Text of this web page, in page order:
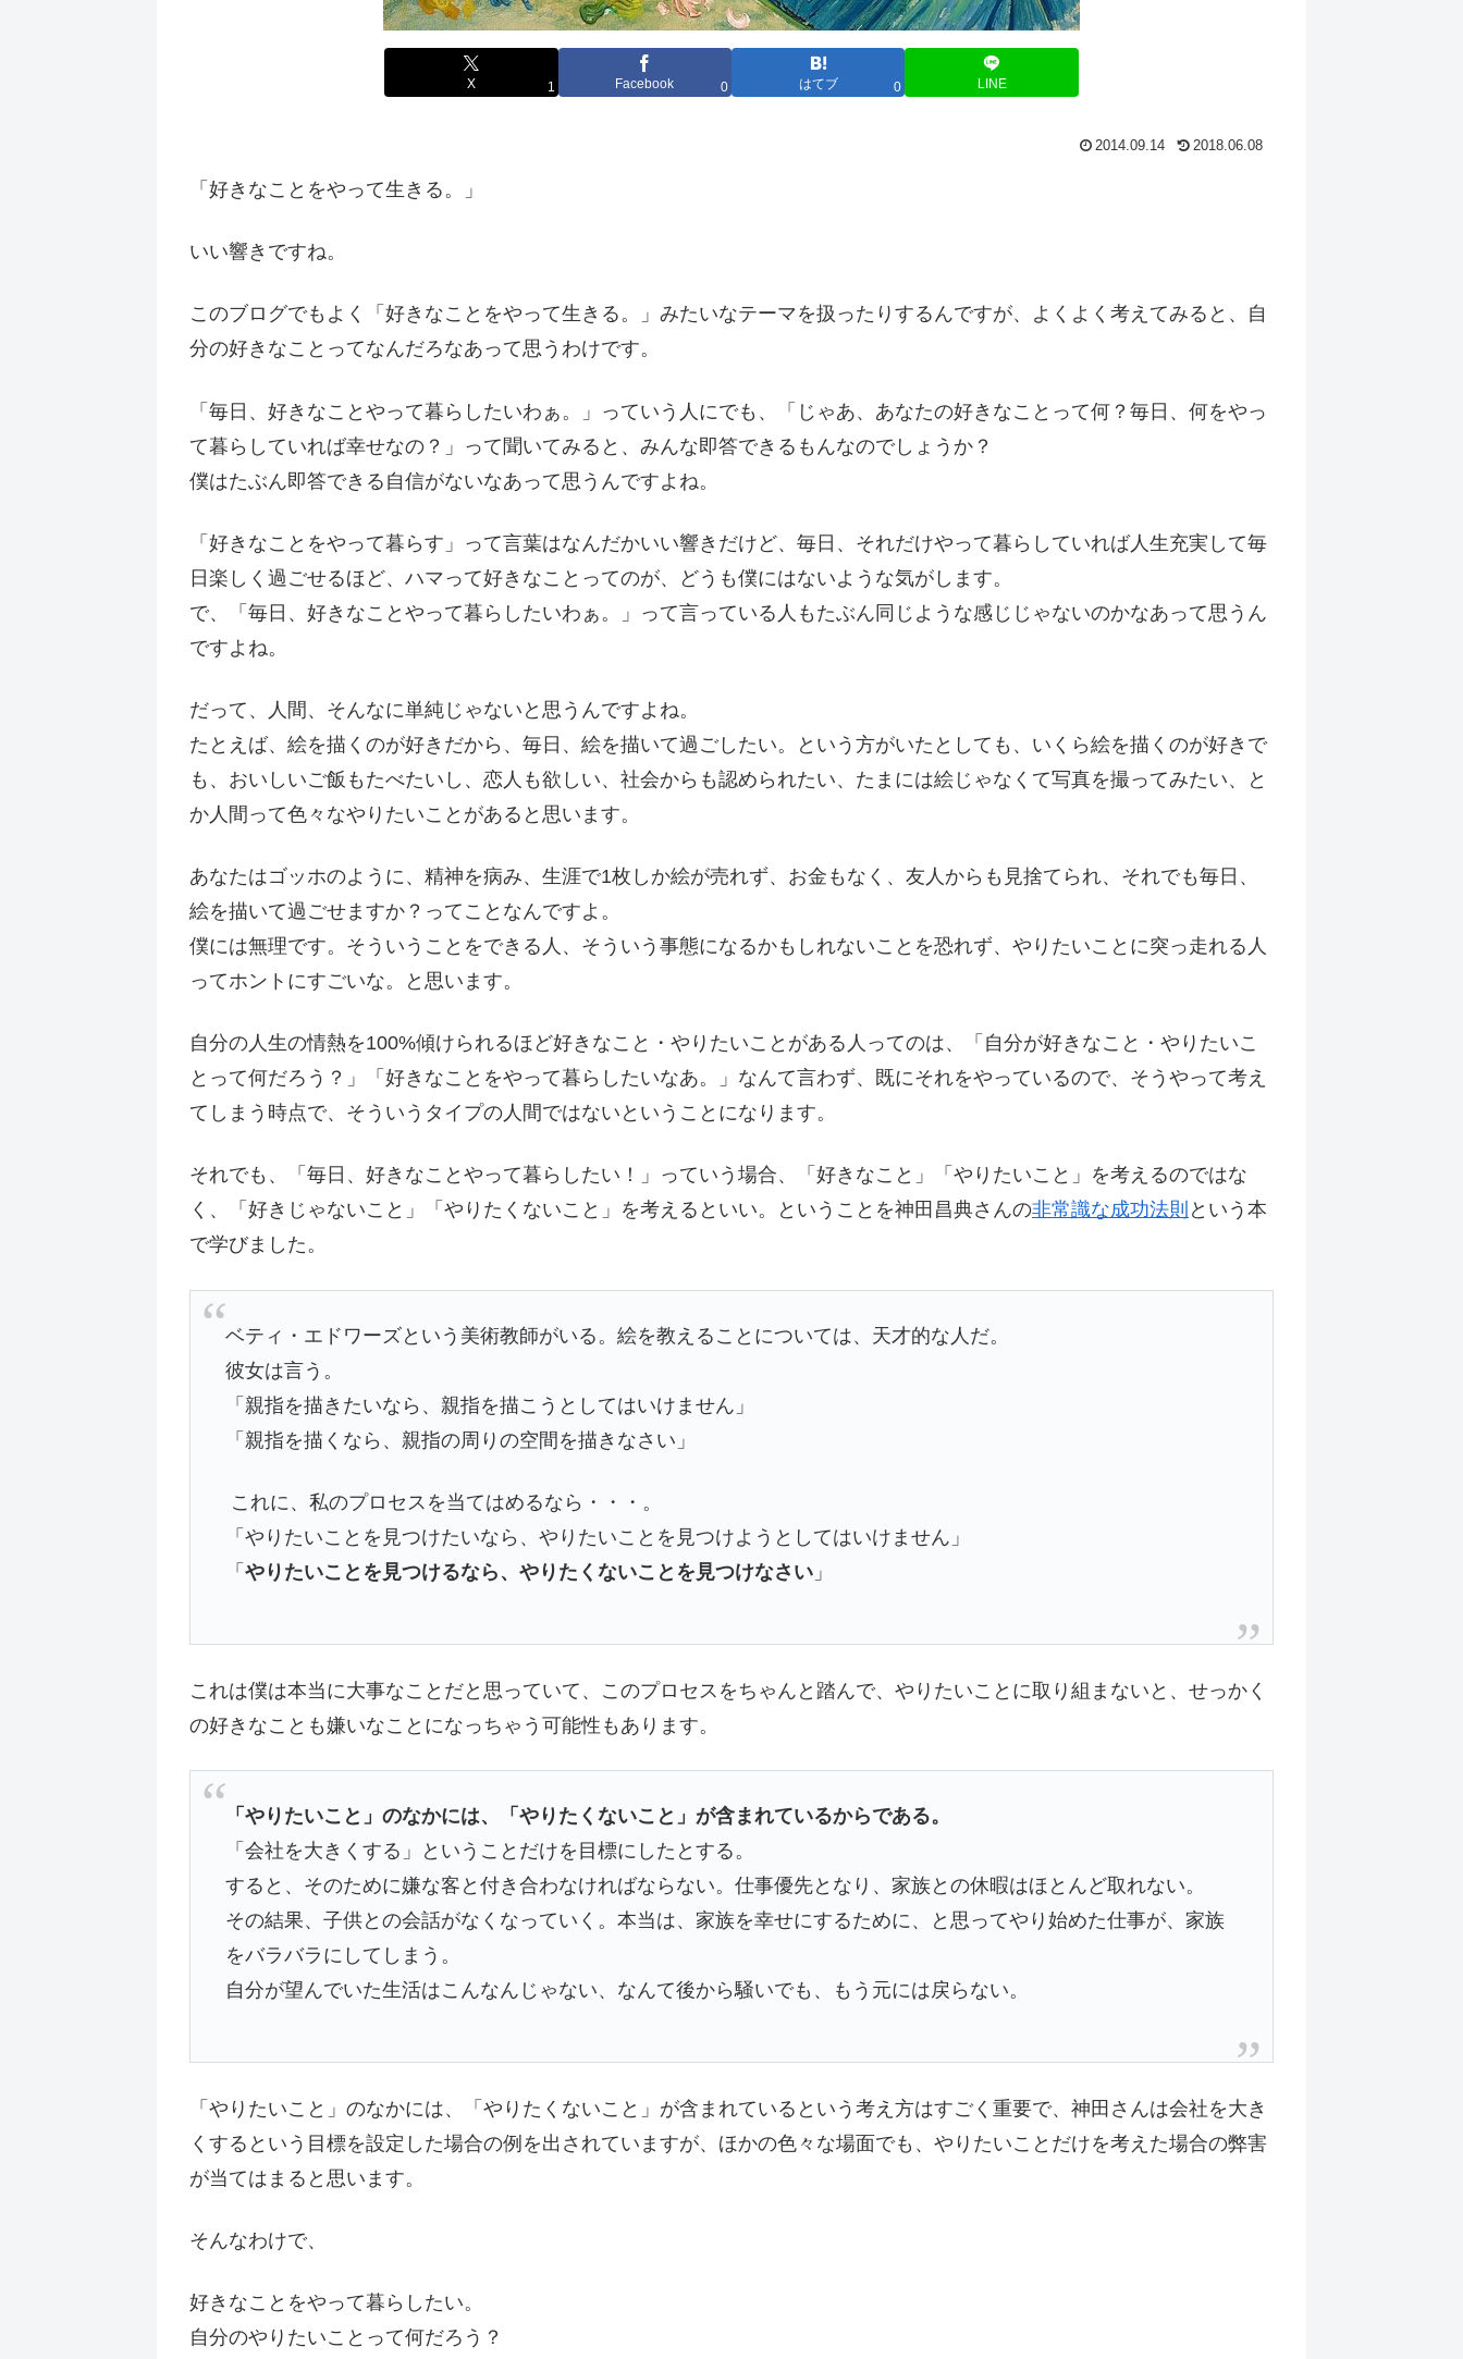
X 1 Facebook 0 はてブ 0 LINE
2014.09.14 2018.06.08
「好きなことをやって生きる。」
いい響きですね。
このブログでもよく「好きなことをやって生きる。」みたいなテーマを扱ったりするんですが、よくよく考えてみると、自
分の好きなことってなんだろなあって思うわけです。
「毎日、好きなことやって暮らしたいわぁ。」っていう人にでも、「じゃあ、あなたの好きなことって何？毎日、何をやっ
て暮らしていれば幸せなの？」って聞いてみると、みんな即答できるもんなのでしょうか？
僕はたぶん即答できる自信がないなあって思うんですよね。
「好きなことをやって暮らす」って言葉はなんだかいい響きだけど、毎日、それだけやって暮らしていれば人生充実して毎
日楽しく過ごせるほど、ハマって好きなことってのが、どうも僕にはないような気がします。
で、「毎日、好きなことやって暮らしたいわぁ。」って言っている人もたぶん同じような感じじゃないのかなあって思うん
ですよね。
だって、人間、そんなに単純じゃないと思うんですよね。
たとえば、絵を描くのが好きだから、毎日、絵を描いて過ごしたい。という方がいたとしても、いくら絵を描くのが好きで
も、おいしいご飯もたべたいし、恋人も欲しい、社会からも認められたい、たまには絵じゃなくて写真を撮ってみたい、と
か人間って色々なやりたいことがあると思います。
あなたはゴッホのように、精神を病み、生涯で1枚しか絵が売れず、お金もなく、友人からも見捨てられ、それでも毎日、
絵を描いて過ごせますか？ってことなんですよ。
僕には無理です。そういうことをできる人、そういう事態になるかもしれないことを恐れず、やりたいことに突っ走れる人
ってホントにすごいな。と思います。
自分の人生の情熱を100%傾けられるほど好きなこと・やりたいことがある人ってのは、「自分が好きなこと・やりたいこ
とって何だろう？」「好きなことをやって暮らしたいなあ。」なんて言わず、既にそれをやっているので、そうやって考え
てしまう時点で、そういうタイプの人間ではないということになります。
それでも、「毎日、好きなことやって暮らしたい！」っていう場合、「好きなこと」「やりたいこと」を考えるのではな
く、「好きじゃないこと」「やりたくないこと」を考えるといい。ということを神田昌典さんの非常識な成功法則 という本
で学びました。
ベティ・エドワーズという美術教師がいる。絵を教えることについては、天才的な人だ。
彼女は言う。
「親指を描きたいなら、親指を描こうとしてはいけません」
「親指を描くなら、親指の周りの空間を描きなさい」
これに、私のプロセスを当てはめるなら・・・。
「やりたいことを見つけたいなら、やりたいことを見つけようとしてはいけません」
「やりたいことを見つけるなら、やりたくないことを見つけなさい 」
これは僕は本当に大事なことだと思っていて、このプロセスをちゃんと踏んで、やりたいことに取り組まないと、せっかく
の好きなことも嫌いなことになっちゃう可能性もあります。
「やりたいこと」のなかには、「やりたくないこと」が含まれているからである。
「会社を大きくする」ということだけを目標にしたとする。
すると、そのために嫌な客と付き合わなければならない。仕事優先となり、家族との休暇はほとんど取れない。
その結果、子供との会話がなくなっていく。本当は、家族を幸せにするために、と思ってやり始めた仕事が、家族
をバラバラにしてしまう。
自分が望んでいた生活はこんなんじゃない、なんて後から騒いでも、もう元には戻らない。
「やりたいこと」のなかには、「やりたくないこと」が含まれているという考え方はすごく重要で、神田さんは会社を大き
くするという目標を設定した場合の例を出されていますが、ほかの色々な場面でも、やりたいことだけを考えた場合の弊害
が当てはまると思います。
そんなわけで、
好きなことをやって暮らしたい。
自分のやりたいことって何だろう？